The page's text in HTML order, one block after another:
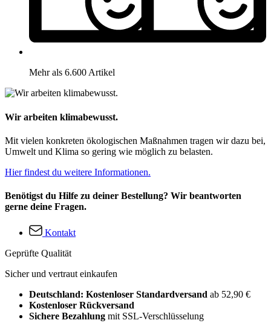
Mehr als 6.600 Artikel
Wir arbeiten klimabewusst.
Mit vielen konkreten ökologischen Maßnahmen tragen wir dazu bei,
Umwelt und Klima so gering wie möglich zu belasten.
Hier findest du weitere Informationen.
Benötigst du Hilfe zu deiner Bestellung? Wir beantworten
gerne deine Fragen.
Kontakt
Geprüfte Qualität
Sicher und vertraut einkaufen
Deutschland: Kostenloser Standardversand ab 52,90 €
Kostenloser Rückversand
Sichere Bezahlung mit SSL-Verschlüsselung